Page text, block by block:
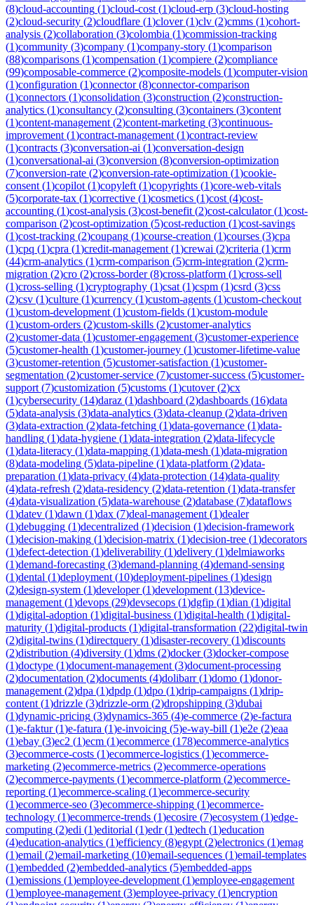
(8)cloud-accounting (1)cloud-cost (1)cloud-erp (3)cloud-hosting
(2)cloud-security (2)cloudflare (1)clover(1)clv (2)cmms (1)cohort-
analysis (2)collaboration (3)colombia (1)commission-tracking
(1)community (3)company (1)company-story (1)comparison
(88)comparisons (1)compensation (1)compiere (2)compliance
(99)composable-commerce (2)composite-models (1)computer-vision
(1)configuration (1)connector(8)connector-comparison
(1)connectors (1)consolidation (3)construction (2)construction-
analytics (1)consultancy (2)consulting (3)containers (3)content
(1)content-management (2)content-marketing (3)continuous-
improvement (1)contract-management (1)contract-review
(1)contracts (3)conversation-ai (1)conversation-design
(1)conversational-ai (3)conversion (8)conversion-optimization
(7)conversion-rate (2)conversion-rate-optimization (1)cookie-
consent (1)copilot (1)copyleft (1)copyrights (1)core-web-vitals
(5)corporate-tax (1)corrective (1)cosmetics (1)cost (4)cost-
accounting (1)cost-analysis (3)cost-benefit (2)cost-calculator(1)cost-
comparison (2)cost-optimization (5)cost-reduction (1)cost-savings
(1)cost-tracking (2)coupang (1)course-creation (1)courses (3)cpa
(1)cpq (1)cpra (1)credit-management (1)crewai (2)criteria (1)crm
(44)crm-analytics (1)crm-comparison (5)crm-integration (2)crm-
migration (2)cro (2)cross-border(8)cross-platform (1)cross-sell
(1)cross-selling (1)cryptography (1)csat (1)cspm (1)csrd (3)css
(2)csv (1)culture (1)currency (1)custom-agents (1)custom-checkout
(1)custom-development (1)custom-fields (1)custom-module
(1)custom-orders (2)custom-skills (2)customer-analytics
(2)customer-data (1)customer-engagement (3)customer-experience
(5)customer-health (1)customer-journey (1)customer-lifetime-value
(3)customer-retention (5)customer-satisfaction (1)customer-
segmentation (2)customer-service (7)customer-success (5)customer-
support (7)customization (5)customs (1)cutover(2)cx
(1)cybersecurity (14)daraz (1)dashboard (2)dashboards (16)data
(5)data-analysis (3)data-analytics (3)data-cleanup (2)data-driven
(3)data-extraction (2)data-fetching (1)data-governance (1)data-
handling (1)data-hygiene (1)data-integration (2)data-lifecycle
(1)data-literacy (1)data-mapping (1)data-mesh (1)data-migration
(8)data-modeling (5)data-pipeline (1)data-platform (2)data-
preparation (1)data-privacy (4)data-protection (14)data-quality
(4)data-refresh (2)data-residency (2)data-retention (1)data-transfer
(4)data-visualization (5)data-warehouse (2)database (7)dataflows
(1)datev (1)dawn (1)dax (7)deal-management (1)dealer
(1)debugging (1)decentralized (1)decision (1)decision-framework
(1)decision-making (1)decision-matrix (1)decision-tree (1)decorators
(1)defect-detection (1)deliverability (1)delivery (1)delmiaworks
(1)demand-forecasting (3)demand-planning (4)demand-sensing
(1)dental (1)deployment (10)deployment-pipelines (1)design
(2)design-system (1)developer(1)development (13)device-
management (1)devops (29)devsecops (1)dgfip (1)dian (1)digital
(1)digital-adoption (1)digital-business (1)digital-health (1)digital-
maturity (1)digital-products (1)digital-transformation (22)digital-twin
(2)digital-twins (1)directquery (1)disaster-recovery (1)discounts
(2)distribution (4)diversity (1)dms (2)docker(3)docker-compose
(1)doctype (1)document-management (3)document-processing
(2)documentation (2)documents (4)dolibarr(1)domo (1)donor-
management (2)dpa (1)dpdp (1)dpo (1)drip-campaigns (1)drip-
content (1)drizzle (3)drizzle-orm (2)dropshipping (3)dubai
(1)dynamic-pricing (3)dynamics-365 (4)e-commerce (2)e-factura
(1)e-faktur(1)e-fatura (1)e-invoicing (5)e-way-bill (1)e2e (2)eaa
(1)ebay (3)ec2 (1)ecm (1)ecommerce (178)ecommerce-analytics
(3)ecommerce-costs (1)ecommerce-logistics (1)ecommerce-
marketing (2)ecommerce-metrics (2)ecommerce-operations
(2)ecommerce-payments (1)ecommerce-platform (2)ecommerce-
reporting (1)ecommerce-scaling (1)ecommerce-security
(1)ecommerce-seo (3)ecommerce-shipping (1)ecommerce-
technology (1)ecommerce-trends (1)ecosire (7)ecosystem (1)edge-
computing (2)edi (1)editorial (1)edr(1)edtech (1)education
(4)education-analytics (1)efficiency (8)egypt (2)electronics (1)emag
(1)email (2)email-marketing (10)email-sequences (1)email-templates
(1)embedded (2)embedded-analytics (5)embedded-apps
(1)emissions (1)employee-development (1)employee-engagement
(1)employee-management (3)employee-privacy (1)encryption